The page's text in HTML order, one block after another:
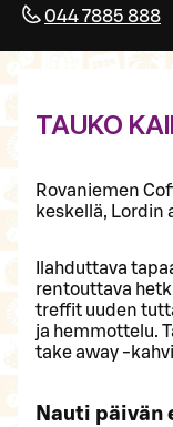
044 7885 888
TAUKO
Rovaniemen
keskellä, Lordin
Ilahduttava
rentouttava
treffit uuden
ja hemmottelu.
take away -
Nauti päivän